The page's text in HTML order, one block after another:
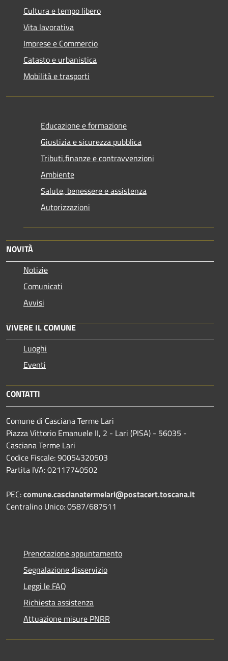
Cultura e tempo libero
Vita lavorativa
Imprese e Commercio
Catasto e urbanistica
Mobilità e trasporti
Educazione e formazione
Giustizia e sicurezza pubblica
Tributi,finanze e contravvenzioni
Ambiente
Salute, benessere e assistenza
Autorizzazioni
NOVITÀ
Notizie
Comunicati
Avvisi
VIVERE IL COMUNE
Luoghi
Eventi
CONTATTI
Comune di Casciana Terme Lari
Piazza Vittorio Emanuele II, 2 - Lari (PISA) - 56035 -
Casciana Terme Lari
Codice Fiscale: 90054320503
Partita IVA: 02117740502
PEC:comune.cascianatermelari@postacert.toscana.it
Centralino Unico: 0587/687511
Prenotazione appuntamento
Segnalazione disservizio
Leggi le FAQ
Richiesta assistenza
Attuazione misure PNRR